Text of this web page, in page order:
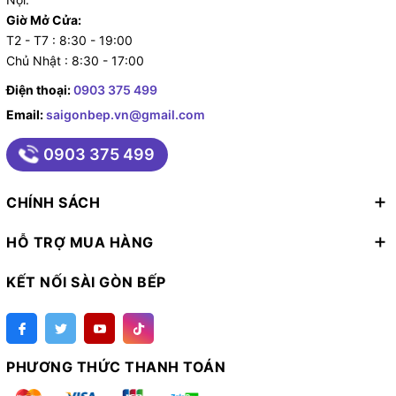
- Chiều cao: Thường từ 60cm đến 120cm, bao gồm
phần ống dẫn khí.
Giờ Mở Cửa:
T2 - T7 : 8:30 - 19:00
Chủ Nhật : 8:30 - 17:00
Điện thoại:0903 375 499
Email:saigonbep.vn@gmail.com
0903 375 499
CHÍNH SÁCH
HỖ TRỢ MUA HÀNG
KẾT NỐI SÀI GÒN BẾP
PHƯƠNG THỨC THANH TOÁN